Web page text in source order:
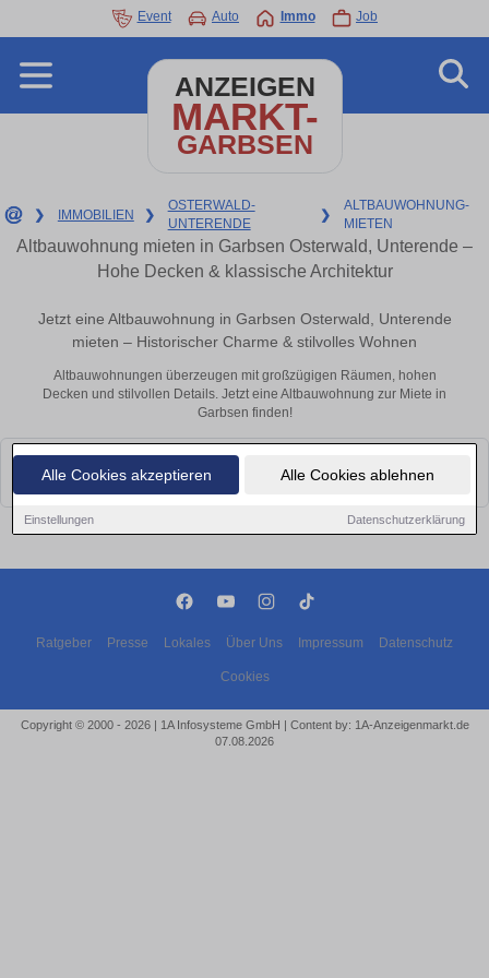
Alle Cookies akzeptieren Alle Cookies ablehnen
Einstellungen Datenschutzerklärung
Event Auto Immo Job
ANZEIGEN
MARKT-
GARBSEN
❯ IMMOBILIEN ❯
OSTERWALD-
UNTERENDE
❯
ALTBAUWOHNUNG-
MIETEN
Altbauwohnung mieten in Garbsen Osterwald, Unterende –
Hohe Decken & klassische Architektur
Jetzt eine Altbauwohnung in Garbsen Osterwald, Unterende
mieten – Historischer Charme & stilvolles Wohnen
Altbauwohnungen überzeugen mit großzügigen Räumen, hohen
Decken und stilvollen Details. Jetzt eine Altbauwohnung zur Miete in
Garbsen finden!
Leider konnten wir derzeit keine passenden Objekte finden. Schauen Sie
bald wieder vorbei!
Ratgeber Presse Lokales Über Uns Impressum Datenschutz
Cookies
Copyright © 2000 - 2026 | 1A Infosysteme GmbH | Content by: 1A-Anzeigenmarkt.de
07.08.2026